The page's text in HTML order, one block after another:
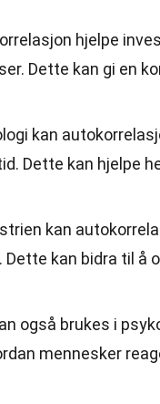
hjelpe
Dette kan gi en
kan
Dette kan hjelpe
kan
Dette kan bidra til å
også brukes i
mennesker